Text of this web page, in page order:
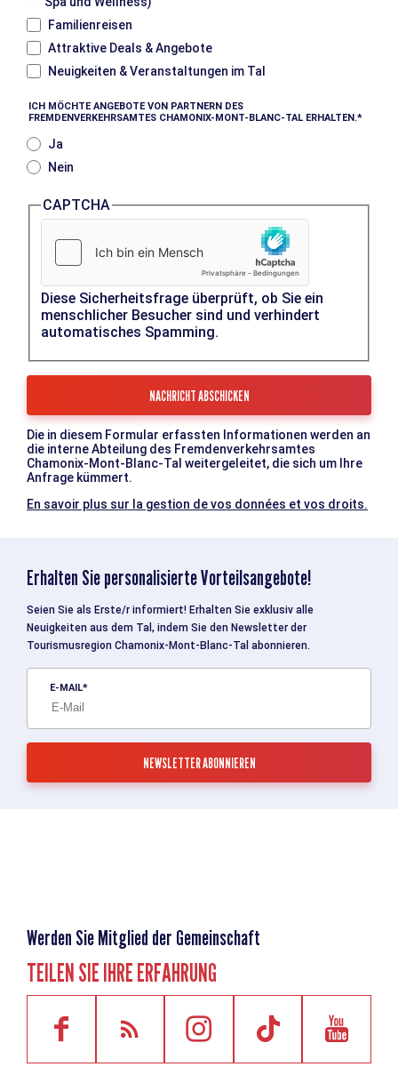
Familienreisen
Attraktive Deals & Angebote
Neuigkeiten & Veranstaltungen im Tal
ICH MÖCHTE ANGEBOTE VON PARTNERN DES
FREMDENVERKEHRSAMTES CHAMONIX-MONT-BLANC-TAL ERHALTEN.
Ja
Nein
CAPTCHA
Diese Sicherheitsfrage überprüft, ob Sie ein
menschlicher Besucher sind und verhindert
automatisches Spamming.
Die in diesem Formular erfassten Informationen werden an
die interne Abteilung des Fremdenverkehrsamtes
Chamonix-Mont-Blanc-Tal weitergeleitet, die sich um Ihre
Anfrage kümmert.
En savoir plus sur la gestion de vos données et vos droits.
Erhalten Sie personalisierte Vorteilsangebote!
Seien Sie als Erste/r informiert! Erhalten Sie exklusiv alle
Neuigkeiten aus dem Tal, indem Sie den Newsletter der
Tourismusregion Chamonix-Mont-Blanc-Tal abonnieren.
E-MAIL
Werden Sie Mitglied der Gemeinschaft
TEILEN SIE IHRE ERFAHRUNG